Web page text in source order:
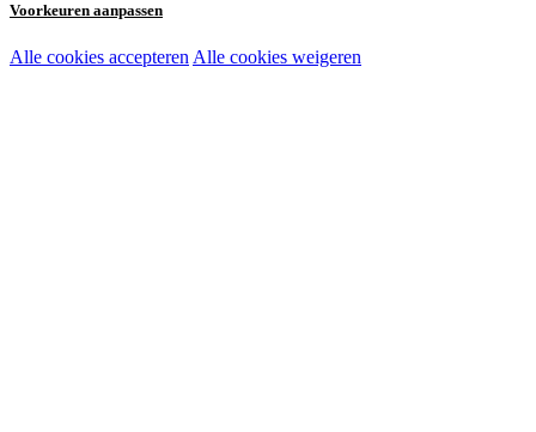
Voorkeuren aanpassen
Noodzakelijke cookies:
Alle cookies accepteren Alle cookies weigeren